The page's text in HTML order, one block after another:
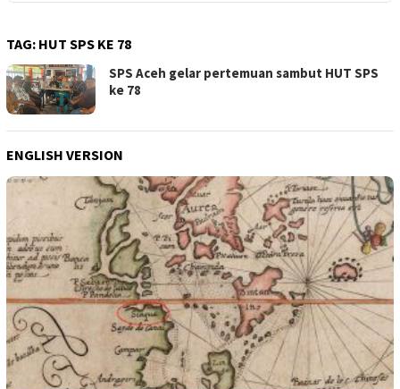
TAG: HUT SPS KE 78
SPS Aceh gelar pertemuan sambut HUT SPS
ke 78
ENGLISH VERSION